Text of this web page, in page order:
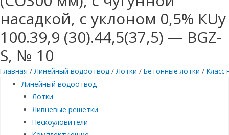
насадкой, с уклоном 0,5% КUу
100.39,9 (30).44,5(37,5) — BGZ-
S, № 10
Главная /Линейный водоотвод /Лотки / Бетонные лотки / Класс
Линейный водоотвод
Лотки
Ливневые решетки
Пескоуловители